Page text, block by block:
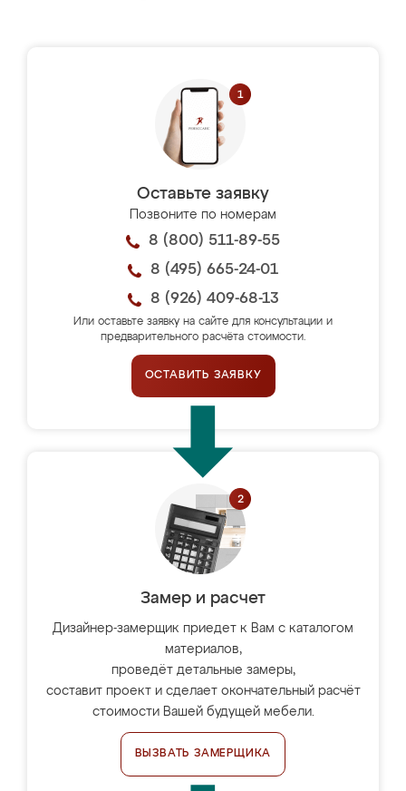
Оставьте заявку
Позвоните по номерам
8 (800) 511-89-55
8 (495) 665-24-01
8 (926) 409-68-13
Или оставьте заявку на сайте для консультации и
предварительного расчёта стоимости.
ОСТАВИТЬ ЗАЯВКУ
Замер и расчет
Дизайнер-замерщик приедет к Вам с каталогом
материалов,
проведёт детальные замеры,
составит проект и сделает окончательный расчёт
стоимости Вашей будущей мебели.
ВЫЗВАТЬ ЗАМЕРЩИКА